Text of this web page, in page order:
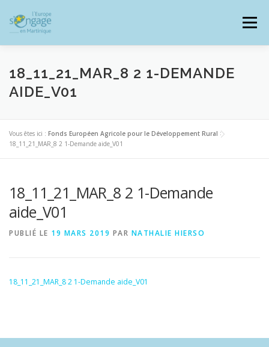
contenu
Menu
RESSOURCES DOCUMENTAIRES
18_11_21_MAR_8 2 1-DEMANDE
AIDE_V01
Vous êtes ici : Fonds Européen Agricole pour le Développement Rural >
18_11_21_MAR_8 2 1-Demande aide_V01
18_11_21_MAR_8 2 1-Demande
aide_V01
PUBLIÉ LE 19 MARS 2019 PAR NATHALIE HIERSO
18_11_21_MAR_8 2 1-Demande aide_V01